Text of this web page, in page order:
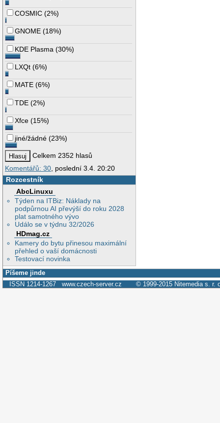
COSMIC (2%)
GNOME (18%)
KDE Plasma (30%)
LXQt (6%)
MATE (6%)
TDE (2%)
Xfce (15%)
jiné/žádné (23%)
Celkem 2352 hlasů
Komentářů: 30 , poslední 3.4. 20:20
Rozcestník
AbcLinuxu
Týden na ITBiz: Náklady na
podpůrnou AI převýší do roku 2028
plat samotného vývo
Událo se v týdnu 32/2026
HDmag.cz
Kamery do bytu přinesou maximální
přehled o vaší domácnosti
Testovací novinka
Píšeme jinde
ISSN 1214-1267 www.czech-server.cz © 1999-2015 Nitemedia s. r.